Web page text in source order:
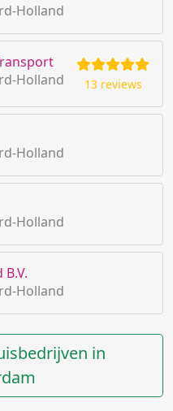
Holland
Holland
13 reviews
Holland
Holland
Holland
in